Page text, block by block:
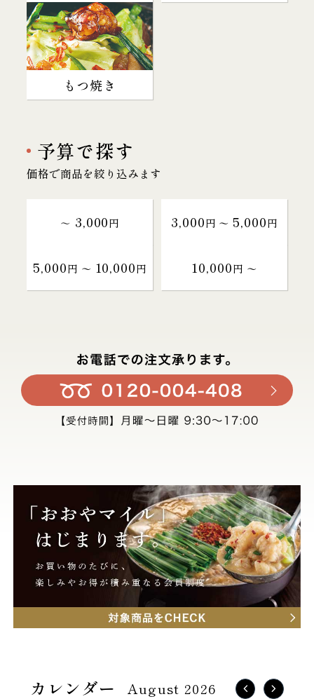
もつ焼き
予算で探す
価格で商品を絞り込みます
～ 3,000円 3,000円 〜 5,000円
5,000円 〜 10,000円 10,000円 〜
August 2026